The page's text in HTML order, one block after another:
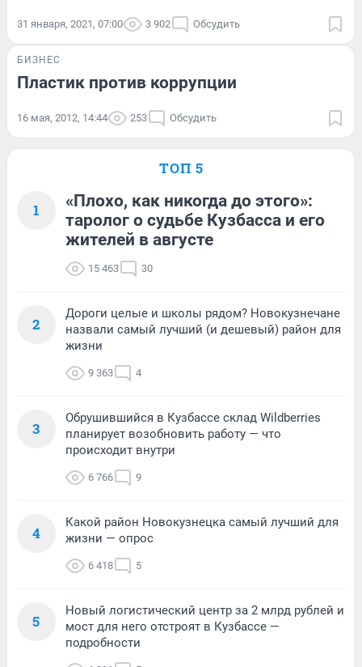
31 января, 2021, 07:00 3 902 Обсудить
БИЗНЕС
Пластик против коррупции
16 мая, 2012, 14:44 253 Обсудить
ТОП 5
1
«Плохо, как никогда до этого»:
таролог о судьбе Кузбасса и его
жителей в августе
15 463 30
2
Дороги целые и школы рядом? Новокузнечане
назвали самый лучший (и дешевый) район для
жизни
9 363 4
3
Обрушившийся в Кузбассе склад Wildberries
планирует возобновить работу — что
происходит внутри
6 766 9
4
Какой район Новокузнецка самый лучший для
жизни — опрос
6 418 5
5
Новый логистический центр за 2 млрд рублей и
мост для него отстроят в Кузбассе —
подробности